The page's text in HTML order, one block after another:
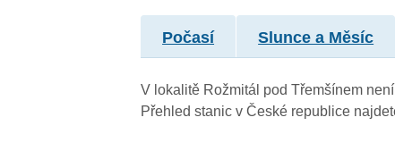
Počasí Slunce a Měsíc
V lokalitě Rožmitál pod Třemšínem
Přehled stanic v České republice
4
4
4